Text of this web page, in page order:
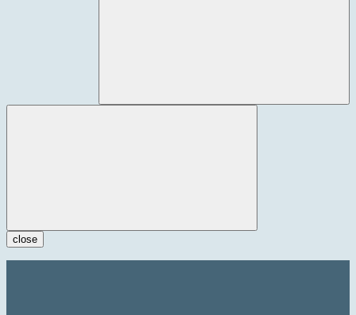
close